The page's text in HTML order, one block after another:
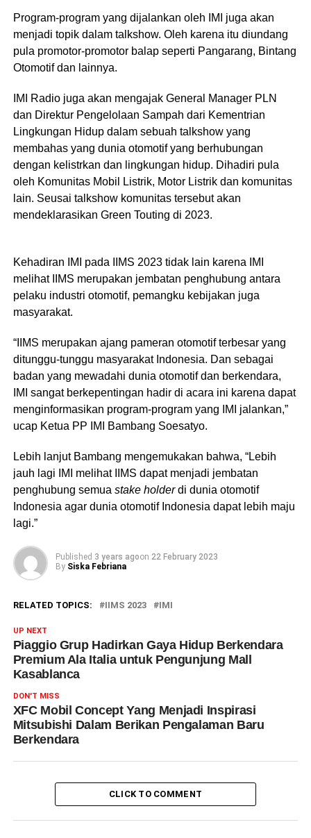
Program-program yang dijalankan oleh IMI juga akan
menjadi topik dalam talkshow. Oleh karena itu diundang
pula promotor-promotor balap seperti Pangarang, Bintang
Otomotif dan lainnya.
IMI Radio juga akan mengajak General Manager PLN
dan Direktur Pengelolaan Sampah dari Kementrian
Lingkungan Hidup dalam sebuah talkshow yang
membahas yang dunia otomotif yang berhubungan
dengan kelistrkan dan lingkungan hidup. Dihadiri pula
oleh Komunitas Mobil Listrik, Motor Listrik dan komunitas
lain. Seusai talkshow komunitas tersebut akan
mendeklarasikan Green Touting di 2023.
Kehadiran IMI pada IIMS 2023 tidak lain karena IMI
melihat IIMS merupakan jembatan penghubung antara
pelaku industri otomotif, pemangku kebijakan juga
masyarakat.
“IIMS merupakan ajang pameran otomotif terbesar yang
ditunggu-tunggu masyarakat Indonesia. Dan sebagai
badan yang mewadahi dunia otomotif dan berkendara,
IMI sangat berkepentingan hadir di acara ini karena dapat
menginformasikan program-program yang IMI jalankan,”
ucap Ketua PP IMI Bambang Soesatyo.
Lebih lanjut Bambang mengemukakan bahwa, “Lebih
jauh lagi IMI melihat IIMS dapat menjadi jembatan
penghubung semua stake holderdi dunia otomotif
Indonesia agar dunia otomotif Indonesia dapat lebih maju
lagi.”
Published 3 years agoon 22 February 2023
By Siska Febriana
RELATED TOPICS: IIMS 2023 IMI
UP NEXT
Piaggio Grup Hadirkan Gaya Hidup Berkendara
Premium Ala Italia untuk Pengunjung Mall
Kasablanca
DON'T MISS
XFC Mobil Concept Yang Menjadi Inspirasi
Mitsubishi Dalam Berikan Pengalaman Baru
Berkendara
CLICK TO COMMENT